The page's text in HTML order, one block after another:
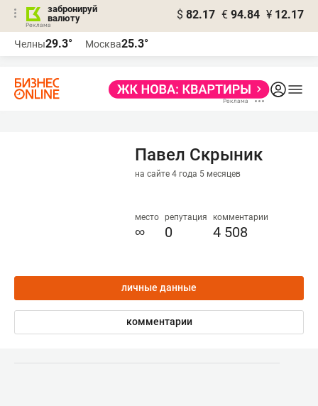
забронируй
валюту
$ 82.17 € 94.84 ¥ 12.17
Челны29.3° Москва25.3°
Павел Скрыник
на сайте 4 года 5 месяцев
место
∞
репутация
0
комментарии
4 508
личные данные
комментарии